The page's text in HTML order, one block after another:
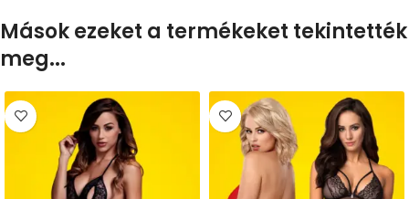
Mások ezeket a termékeket tekintették
meg...